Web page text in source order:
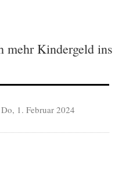
mehr Kindergeld ins
Do, 1. Februar 2024